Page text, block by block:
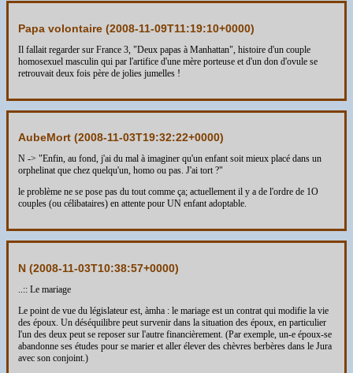
Papa volontaire (2008-11-09T11:19:10+0000)
Il fallait regarder sur France 3, "Deux papas à Manhattan", histoire d'un couple
homosexuel masculin qui par l'artifice d'une mère porteuse et d'un don d'ovule se
retrouvait deux fois père de jolies jumelles !
AubeMort (2008-11-03T19:32:22+0000)
N -> "Enfin, au fond, j'ai du mal à imaginer qu'un enfant soit mieux placé dans un
orphelinat que chez quelqu'un, homo ou pas. J'ai tort ?"
le problème ne se pose pas du tout comme ça; actuellement il y a de l'ordre de 1O
couples (ou célibataires) en attente pour UN enfant adoptable.
N (2008-11-03T10:38:57+0000)
..:: Le mariage
Le point de vue du législateur est, àmha : le mariage est un contrat qui modifie la vie
des époux. Un déséquilibre peut survenir dans la situation des époux, en particulier
l'un des deux peut se reposer sur l'autre financièrement. (Par exemple, un-e époux-se
abandonne ses études pour se marier et aller élever des chèvres berbères dans le Jura
avec son conjoint.)